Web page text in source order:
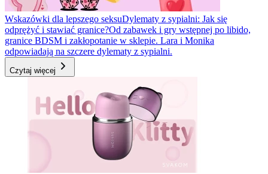
Wskazówki dla lepszego seksuDylematy z sypialni: Jak się
odprężyć i stawiać granice?Od zabawek i gry wstępnej po libido,
granice BDSM i zakłopotanie w sklepie. Lara i Monika
odpowiadają na szczere dylematy z sypialni.
Czytaj więcej